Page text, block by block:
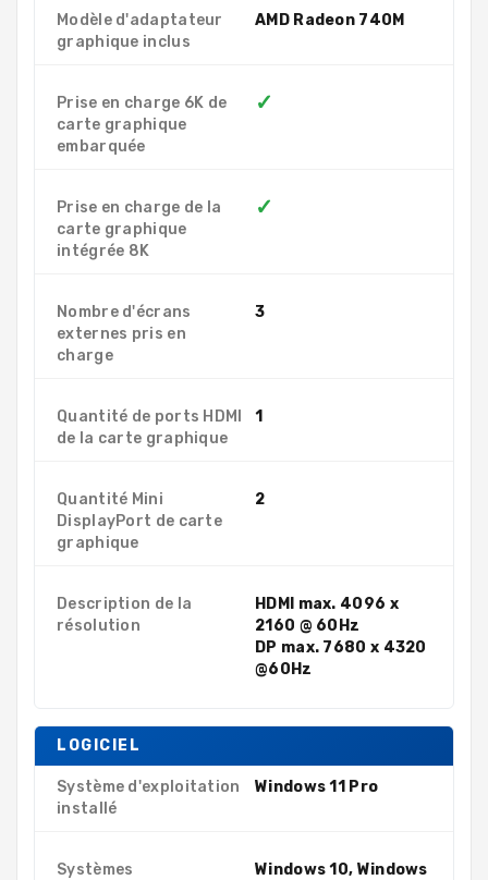
Modèle d'adaptateur
graphique inclus
AMD Radeon 740M
Prise en charge 6K de
carte graphique
embarquée
✓
Prise en charge de la
carte graphique
intégrée 8K
✓
Nombre d'écrans
externes pris en
charge
3
Quantité de ports HDMI
de la carte graphique
1
Quantité Mini
DisplayPort de carte
graphique
2
Description de la
résolution
HDMI max. 4096 x
2160 @ 60Hz
DP max. 7680 x 4320
@60Hz
LOGICIEL
Système d'exploitation
installé
Windows 11 Pro
Systèmes
Windows 10, Windows